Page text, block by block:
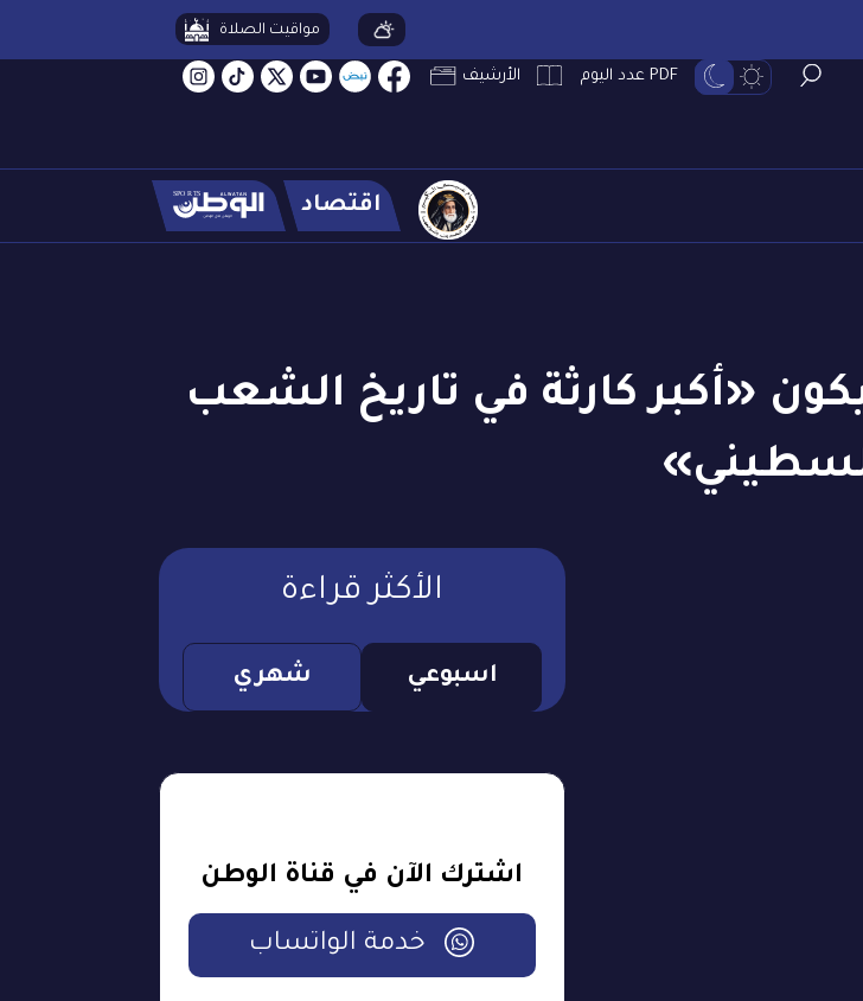
مواقيت الصلاة
PDF عدد اليوم الأرشيف
اقتصاد
«أكبر كارثة في تاريخ الشعب
الأكثر قراءة
اسبوعي شهري
اشترك الآن في قناة الوطن
خدمة الواتساب